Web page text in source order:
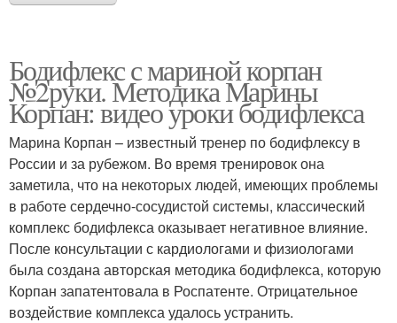
Бодифлекс с мариной корпан
№2руки. Методика Марины
Корпан: видео уроки бодифлекса
Марина Корпан – известный тренер по бодифлексу в
России и за рубежом. Во время тренировок она
заметила, что на некоторых людей, имеющих проблемы
в работе сердечно-сосудистой системы, классический
комплекс бодифлекса оказывает негативное влияние.
После консультации с кардиологами и физиологами
была создана авторская методика бодифлекса, которую
Корпан запатентовала в Роспатенте. Отрицательное
воздействие комплекса удалось устранить.